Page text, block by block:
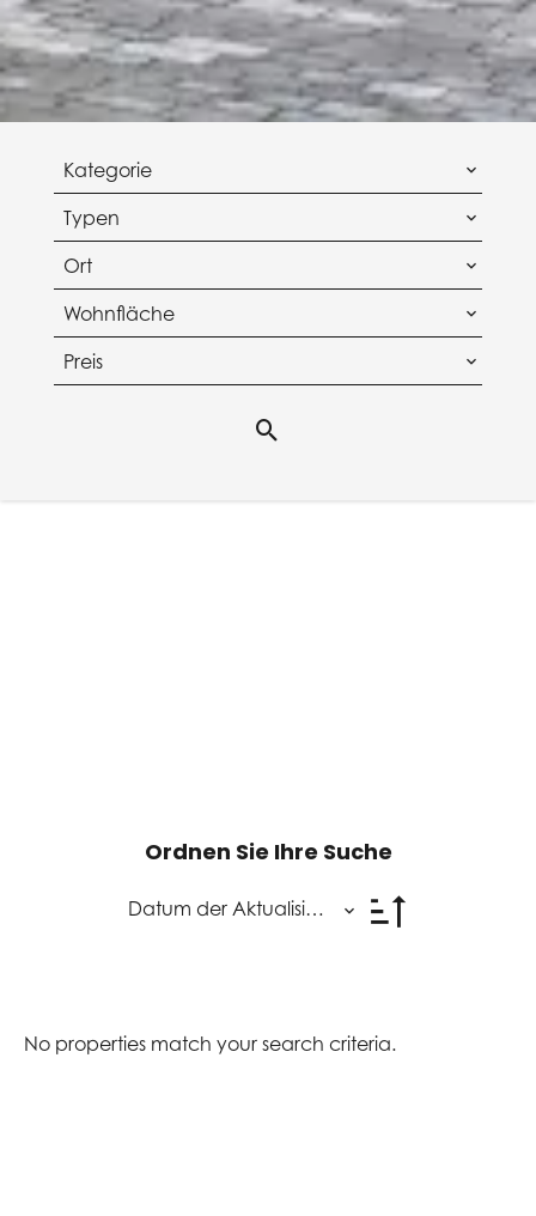
Kategorie
Typen
Ort
Wohnfläche
Preis
Ordnen Sie Ihre Suche
Datum der Aktualisierung
No properties match your search criteria.